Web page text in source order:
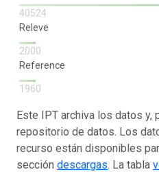
40524
Releve
2000
Reference
1960
Este IPT archiva los datos y,
repositorio de datos. Los
recurso están disponibles
sección descargas. La tabla